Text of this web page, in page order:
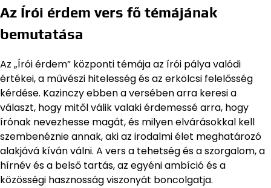
Az Írói érdem vers fő témájának
bemutatása
Az „Írói érdem” központi témája az írói pálya valódi
értékei, a művészi hitelesség és az erkölcsi felelősség
kérdése. Kazinczy ebben a versében arra keresi a
választ, hogy mitől válik valaki érdemessé arra, hogy
írónak nevezhesse magát, és milyen elvárásokkal kell
szembenéznie annak, aki az irodalmi élet meghatározó
alakjává kíván válni. A vers a tehetség és a szorgalom, a
hírnév és a belső tartás, az egyéni ambíció és a
közösségi hasznosság viszonyát boncolgatja.